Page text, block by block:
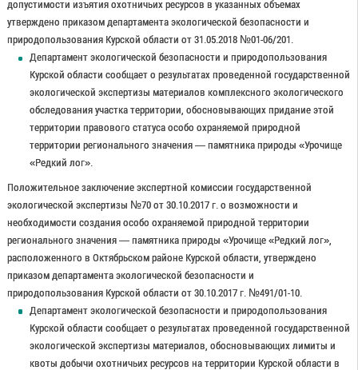
допустимости изъятия охотничьих ресурсов в указанных объемах
утверждено приказом департамента экологической безопасности и
природопользования Курской области от 31.05.2018 №01-06/201.
Департамент экологической безопасности и природопользования
Курской области сообщает о результатах проведенной государственной
экологической экспертизы материалов комплексного экологического
обследования участка территории, обосновывающих придание этой
территории правового статуса особо охраняемой природной
территории регионального значения — памятника природы «Урочище
«Редкий лог».
Положительное заключение экспертной комиссии государственной
экологической экспертизы №70 от 30.10.2017 г. о возможности и
необходимости создания особо охраняемой природной территории
регионального значения — памятника природы «Урочище «Редкий лог»,
расположенного в Октябрьском районе Курской области, утверждено
приказом департамента экологической безопасности и
природопользования Курской области от 30.10.2017 г. №491/01-10.
Департамент экологической безопасности и природопользования
Курской области сообщает о результатах проведенной государственной
экологической экспертизы материалов, обосновывающих лимиты и
квоты добычи охотничьих ресурсов на территории Курской области в